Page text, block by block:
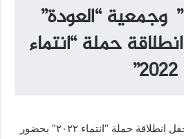
وجمعية “العودة”
حملة “انتماء
٢٠٢٢”
اقيم في جمعية ديوان جبع حفل انطلاقة حملة “انتماء ٢٠٢٢” بحضور